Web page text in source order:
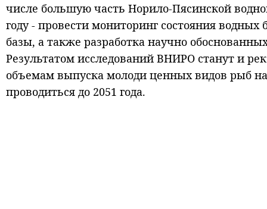
числе большую часть Норило-Пясинской
году - провести мониторинг состояния
базы, а также разработка научно
Результатом исследований ВНИРО станут и
объемам выпуска молоди ценных видов рыб
проводиться до 2051 года.